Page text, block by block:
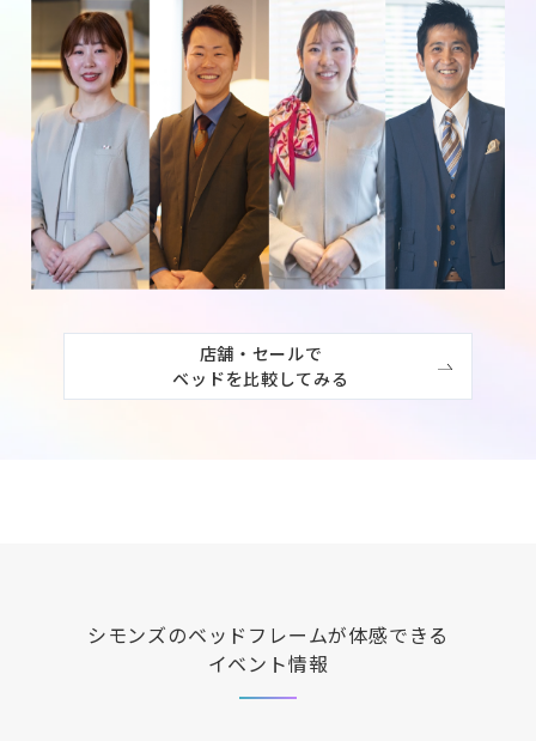
店舗・セールで
ベッドを比較してみる
シモンズのベッドフレームが体感できる
イベント情報